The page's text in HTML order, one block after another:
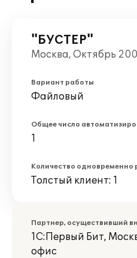
"БУСТЕР"
Москва, Октябрь
Вариант работы
Файловый
Общее число
1
Количество одновременно
Толстый клиент: 1
Партнер, осуществивший
1С:Первый Бит,
офис